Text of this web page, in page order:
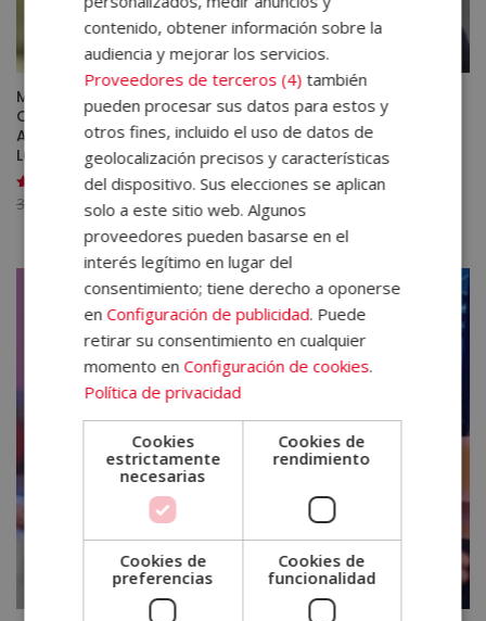
Máster en Liderazgo Femenino y Resolución de
Conflictos + Máster en Dirección y Gestión de
Asociaciones, ONG’s y Otras Entidades Sin Ánimo de
Lucro
Valorado
con
3.560,00
El
original
3.560,00€.
890,00€El
precio
actual
es:
890,00€.
contenido, obtener información sobre la
audiencia y mejorar los servicios.
Proveedores de terceros (4) también
pueden procesar sus datos para estos y
otros fines, incluido el uso de datos de
geolocalización precisos y características
del dispositivo. Sus elecciones se aplican
solo a este sitio web. Algunos
proveedores pueden basarse en el
interés legítimo en lugar del
consentimiento; tiene derecho a oponerse
enConfiguración de publicidad. Puede
retirar su consentimiento en cualquier
momento enConfiguración de cookies.
Política de privacidad
Cookies
estrictamente
necesarias
Cookies de
rendimiento
Cookies de
preferencias
Cookies de
funcionalidad